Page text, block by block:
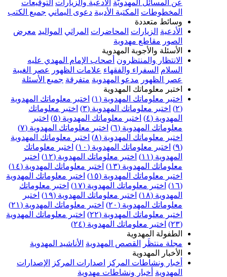
عن المسائل المهدويّة الأدعية والزيارات التوقيعات
المخطوطات المكتبة الأدبية دعوى اليماني جميع الكتب
وسائط متعددة
الأدعية الزيارات المحاضرات المراثي المواليد معرض
الصور مقاطع مهدوية
الأسئلة والأجوبة المهدوية
الانتظار والمنتظرون أصحاب الإمام المهدي عليه
السلام السفراء والفقهاء علامات الظهور
عصر الغيبة
عصر الظهور مدعو المهدوية متفرقة جميع الأسئلة
اختبر معلوماتك المهدوية
اختبر معلوماتك المهدوية (١)
اختبر معلوماتك المهدوية
(٢)
اختبر معلوماتك المهدوية (٣)
اختبر معلوماتك
المهدوية (٤)
اختبر معلوماتك المهدوية (٥)
اختبر
معلوماتك المهدوية (٦)
اختبر معلوماتك المهدوية (٧)
اختبر معلوماتك المهدوية (٨)
اختبر معلوماتك المهدوية
(٩)
اختبر معلوماتك المهدوية (١٠)
اختبر معلوماتك
المهدوية (١١)
اختبر معلوماتك المهدوية (١٢)
اختبر
معلوماتك المهدوية (١٣)
اختبر معلوماتك المهدوية (١٤)
اختبر معلوماتك المهدوية (١٥)
اختبر معلوماتك المهدوية
(١٦)
اختبر معلوماتك المهدوية (١٧)
اختبر معلوماتك
المهدوية (١٨)
اختبر معلوماتك المهدوية (١٩)
اختبر
معلوماتك المهدوية (٢٠)
اختبر معلوماتك المهدوية (٢١)
اختبر معلوماتك المهدوية (٢٢)
اختبر معلوماتك المهدوية
(٢٣)
اختبر معلوماتك المهدوية (٢٤)
الطفولة المهدوية
مجلة منتظَر
القصص المهدوية الأناشيد المهدوية
الأخبار المهدوية
أخبار ونشاطات المركز
اصدارات المركز
الإصدارات
المهدوية أخبار ونشاطات مهدوية